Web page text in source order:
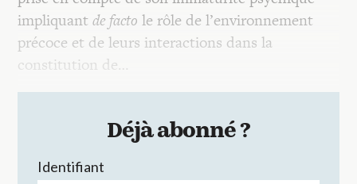
impliquantde facto le rôle de l’environnement
précoce et de leurs interactions dans la
constitution de…
Déjà abonné ?
Identifiant